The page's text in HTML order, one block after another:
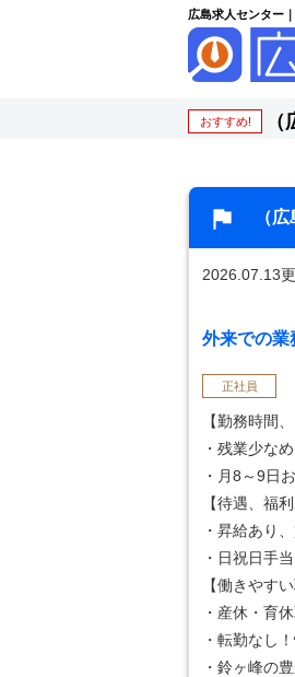
広島求人センター
おすすめ!
（
2026.07.13
外来での業
正社員
【勤務時間
・残業少な
・月8～9日
【待遇、福
・昇給あり
・日祝日手
【働きやす
・産休・育
・転勤なし
・鈴ヶ峰の